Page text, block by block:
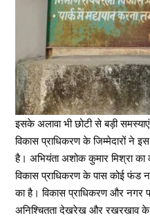
इसके अलावा भी छोटी से बड़ी
विकास प्राधिकरण के जिम्मेदारों ने
है। अभियंता अशोक कुमार मिश्रा
विकास प्राधिकरण के पास कोई फंड
का है। विकास प्राधिकरण और नगर
अनिश्चितता देखरेख और रखरखाव के